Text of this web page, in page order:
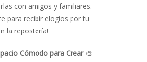
con amigos y familiares.
para recibir elogios por tu
la repostería!
Cómodo para Crear🎨